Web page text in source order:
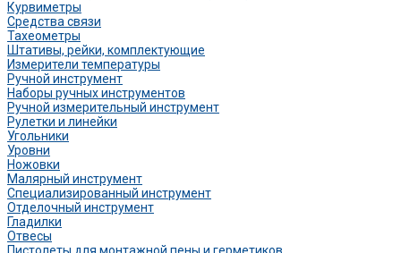
Курвиметры
Средства связи
Тахеометры
Штативы, рейки, комплектующие
Измерители температуры
Ручной инструмент
Наборы ручных инструментов
Ручной измерительный инструмент
Рулетки и линейки
Угольники
Уровни
Ножовки
Малярный инструмент
Специализированный инструмент
Отделочный инструмент
Гладилки
Отвесы
Пистолеты для монтажной пены и герметиков